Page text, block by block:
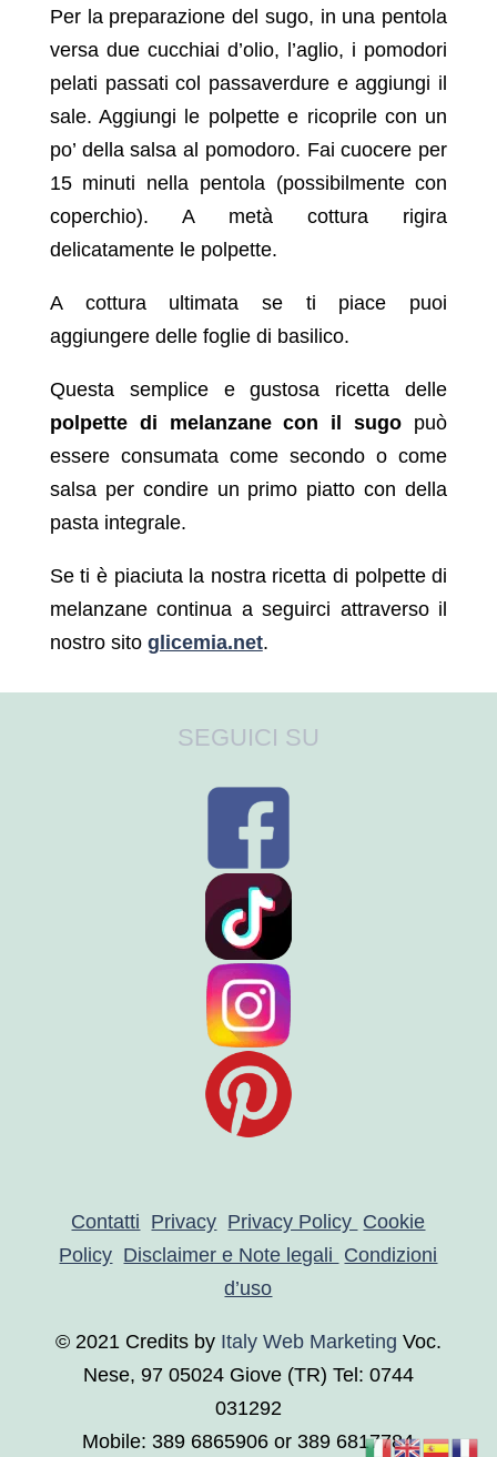
Per la preparazione del sugo, in una pentola
versa due cucchiai d’olio, l’aglio, i pomodori
pelati passati col passaverdure e aggiungi il
sale. Aggiungi le polpette e ricoprile con un
po’ della salsa al pomodoro. Fai cuocere per
15 minuti nella pentola (possibilmente con
coperchio). A metà cottura rigira
delicatamente le polpette.
A cottura ultimata se ti piace puoi
aggiungere delle foglie di basilico.
Questa semplice e gustosa ricetta delle
polpette di melanzane con il sugo può
essere consumata come secondo o come
salsa per condire un primo piatto con della
pasta integrale.
Se ti è piaciuta la nostra ricetta di polpette di
melanzane continua a seguirci attraverso il
nostro sito glicemia.net.
SEGUICI SU
Contatti Privacy Privacy Policy Cookie
Policy Disclaimer e Note legali Condizioni
d’uso
© 2021 Credits by Italy Web Marketing Voc.
Nese, 97 05024 Giove (TR) Tel: 0744
031292
Mobile: 389 6865906 or 389 6817784